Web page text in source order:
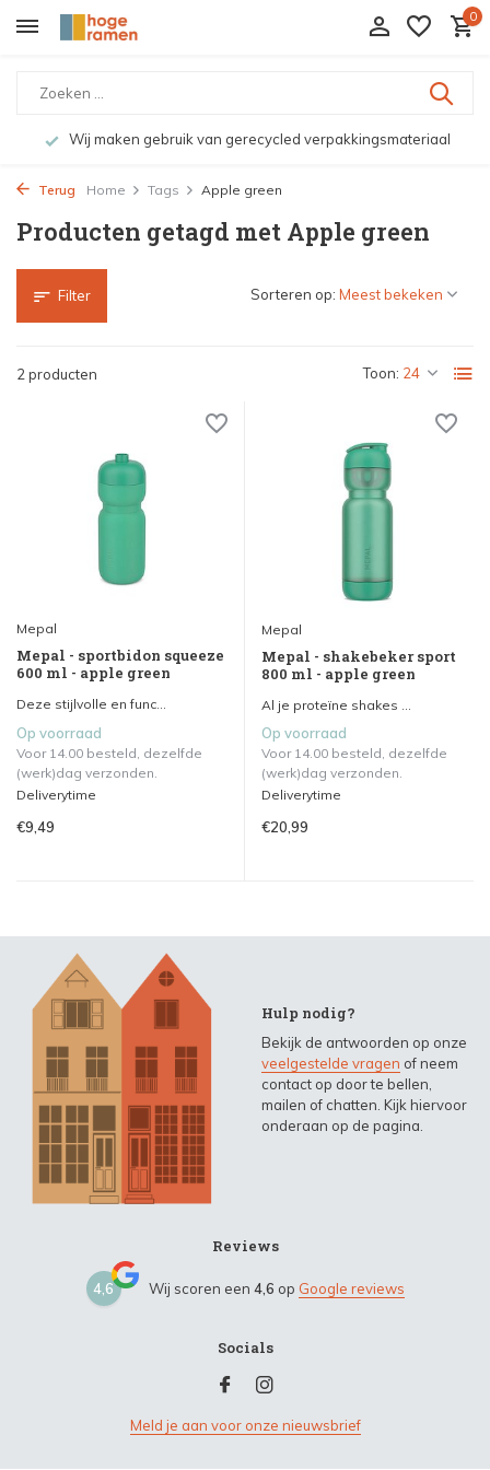
0
Wij maken gebruik van gerecycled verpakkingsmateriaal
Terug Home Tags Apple green
Producten getagd met Apple green
Filter
2 producten Toon:
Sorteren op:
Mepal
Mepal - sportbidon squeeze
600 ml - apple green
Deze stijlvolle en func...
Op voorraad
Voor 14.00 besteld, dezelfde
(werk)dag verzonden.
Deliverytime
€9,49
Mepal
Mepal - shakebeker sport
800 ml - apple green
Al je proteïne shakes ...
Op voorraad
Voor 14.00 besteld, dezelfde
(werk)dag verzonden.
Deliverytime
€20,99
Hulp nodig?
Bekijk de antwoorden op onze
veelgestelde vragen of neem
contact op door te bellen,
mailen of chatten. Kijk hiervoor
onderaan op de pagina.
Reviews
4,6 Wij scoren een 4,6 op Google reviews
Socials
Meld je aan voor onze nieuwsbrief